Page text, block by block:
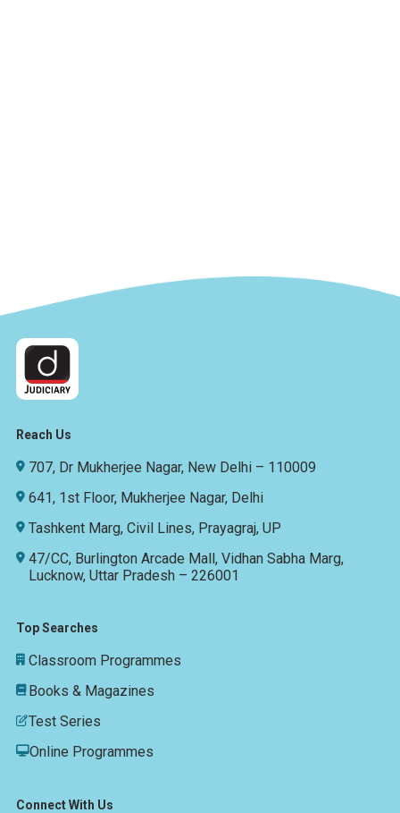
Reach Us
707, Dr Mukherjee Nagar, New Delhi – 110009
641, 1st Floor, Mukherjee Nagar, Delhi
Tashkent Marg, Civil Lines, Prayagraj, UP
47/CC, Burlington Arcade Mall, Vidhan Sabha Marg,
Lucknow, Uttar Pradesh – 226001
Top Searches
Classroom Programmes
Books & Magazines
Test Series
Online Programmes
Connect With Us